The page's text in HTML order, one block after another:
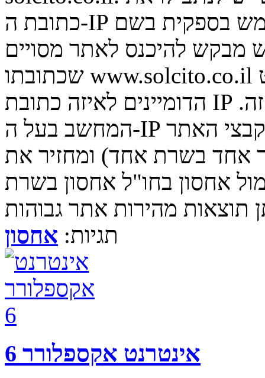
כתובת ה-IP של השרת. כך שגולש שמשתמש בספקית בשם X
מבקש להיכנס לאתר מסויים
שכתובתו www.solcito.co.il ספקית האינטרנט X בודקת ברשם
הדומיינים לאיזה כתובת IP של מחשב מנותב שם מתחם זה.
המחשב בעל ה-IP הנ"ל מחפש אצלו היכן ממוקמים קבצי האתר
אחד בשרת אחד) ומחזיר את
אחסון בחו"ל אחסון בשרת
תגיות: אחסון
אינטרנט אקספלורר 6